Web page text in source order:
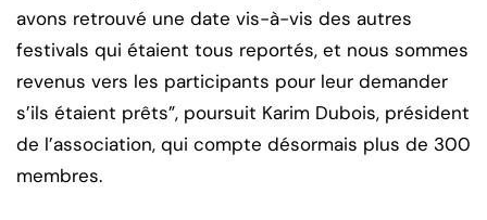
avons retrouvé une date vis-à-vis des autres
festivals qui étaient tous reportés, et nous sommes
revenus vers les participants pour leur demander
s’ils étaient prêts”, poursuit Karim Dubois, président
de l’association, qui compte désormais plus de 300
membres.